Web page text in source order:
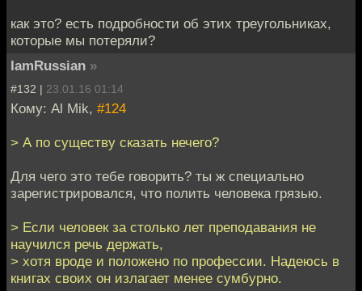
как это? есть подробности об этих треугольниках,
которые мы потеряли?
IamRussian »
#132 | 23.01.16 01:14
Кому: Al Mik, #124
> А по существу сказать нечего?
Для чего это тебе говорить? ты ж специально
зарегистрировался, что полить человека грязью.
> Если человек за столько лет преподавания не
научился речь держать,
> хотя вроде и положено по профессии. Надеюсь в
книгах своих он излагает менее сумбурно.